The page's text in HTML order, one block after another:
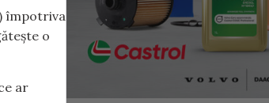
împotriva
o
ar